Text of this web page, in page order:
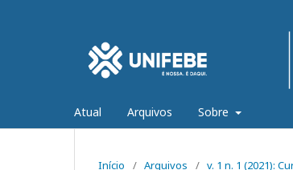
Atual Arquivos Sobre
Início / Arquivos / v. 1 n. 1 (2021):